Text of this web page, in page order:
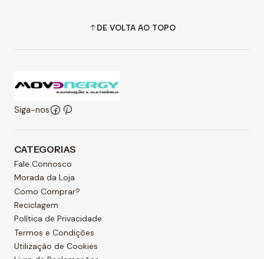
DE VOLTA AO TOPO
Siga-nos
CATEGORIAS
Fale Connosco
Morada da Loja
Como Comprar?
Reciclagem
Política de Privacidade
Termos e Condições
Utilização de Cookies